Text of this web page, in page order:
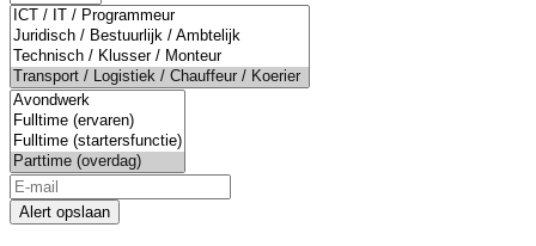
Alert opslaan